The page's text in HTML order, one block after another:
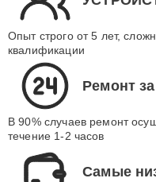
Опыт строго от 5 лет,
квалификации
Ремонт
В 90% случаев ремонт
течение 1-2 часов
Самые